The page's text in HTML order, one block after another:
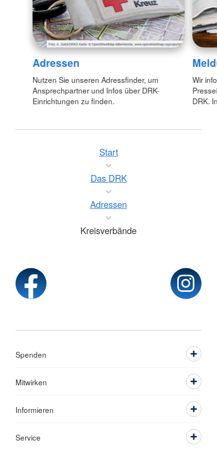
Adressen
Nutzen Sie unseren Adressfinder, um
Ansprechpartner und Infos über DRK-
Einrichtungen zu finden.
Wir
DRK.
Start
Das DRK
Adressen
Kreisverbände
Spenden
Mitwirken
Informieren
Service